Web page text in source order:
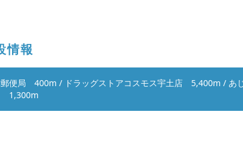
情報
郵便局 400m / ドラッグストアコスモス宇土店 5,400m / あ
1,300m